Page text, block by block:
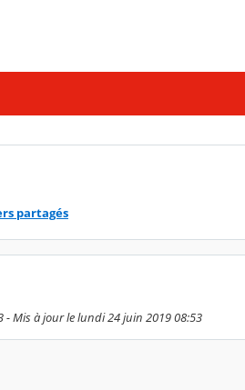
partagés
Mis à jour le lundi 24 juin 2019 08:53